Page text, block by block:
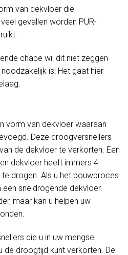
van dekvloer die
gevallen worden PUR-
chape wil dit niet zeggen
is! Het gaat hier
vorm van dekvloer waaraan
Deze droogversnellers
de dekvloer te verkorten. Een
dekvloer heeft immers 4
drogen. Als u het bouwproces
een sneldrogende dekvloer.
maar kan u helpen uw
die u in uw mengsel
de droogtijd kunt verkorten. De